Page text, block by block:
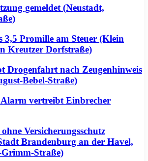
gemeldet (Neustadt,
3,5 Promille am Steuer (Klein
Kreutzer Dorfstraße)
Drogenfahrt nach Zeugenhinweis
Bebel-Straße)
vertreibt Einbrecher
Versicherungsschutz
Brandenburg an der Havel,
Straße)